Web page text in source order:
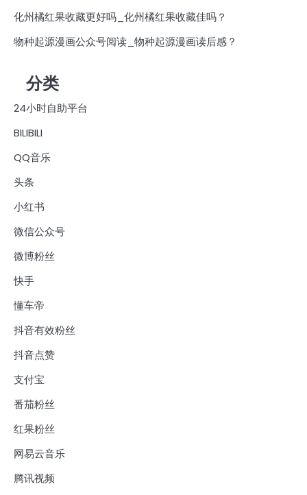
化州橘红果收藏更好吗_化州橘红果收藏佳吗？
物种起源漫画公众号阅读_物种起源漫画读后感？
分类
24小时自助平台
BILIBILI
QQ音乐
头条
小红书
微信公众号
微博粉丝
快手
懂车帝
抖音有效粉丝
抖音点赞
支付宝
番茄粉丝
红果粉丝
网易云音乐
腾讯视频